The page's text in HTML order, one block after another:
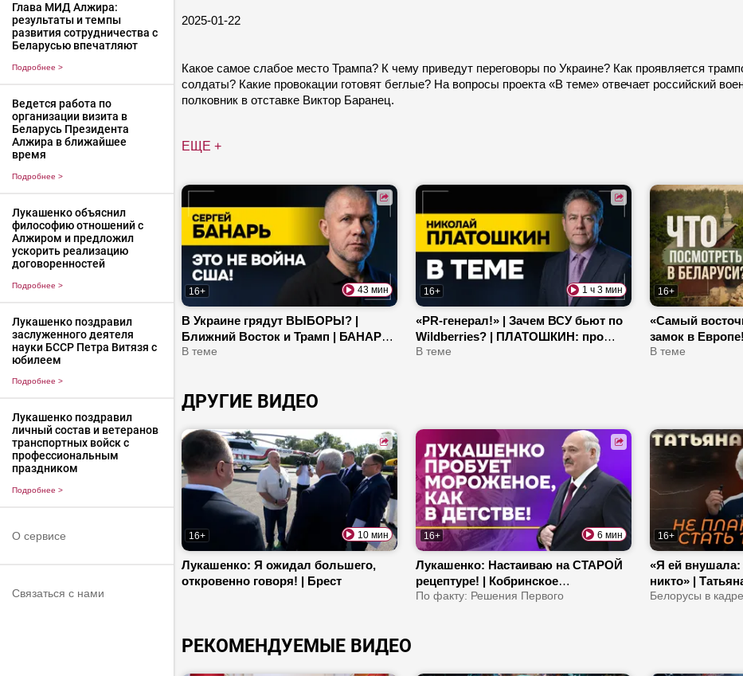
Глава МИД Алжира:
результаты и темпы
развития сотрудничества с
Беларусью впечатляют
Подробнее >
Ведется работа по
организации визита в
Беларусь Президента
Алжира в ближайшее
время
Подробнее >
Лукашенко объяснил
философию отношений с
Алжиром и предложил
ускорить реализацию
договоренностей
Подробнее >
Лукашенко поздравил
заслуженного деятеля
науки БССР Петра Витязя с
юбилеем
Подробнее >
Лукашенко поздравил
личный состав и ветеранов
транспортных войск с
профессиональным
праздником
Подробнее >
О сервисе
Связаться с нами
2025-01-22
Какое самое слабое место Трампа? К чему приведут переговоры по Украине? Как проявляется
солдаты? Какие провокации готовят беглые? На вопросы проекта «В теме» отвечает российский
полковник в отставке Виктор Баранец.
ЕЩЕ +
16+ 43 мин
В Украине грядут ВЫБОРЫ? |
Ближний Восток и Трамп | БАНАРЬ:
Вы на деньги меняете жизнь своих
В теме
16+ 1 ч 3 мин
«PR-генерал!» | Зачем ВСУ бьют по
Wildberries? | ПЛАТОШКИН: про
Драпатого, визит Зеленского к
В теме
16+
«Самый
замок в
Беларуси,
В теме
ДРУГИЕ ВИДЕО
16+ 10 мин
Лукашенко: Я ожидал большего,
откровенно говоря! | Брест
16+ 6 мин
Лукашенко: Настаиваю на СТАРОЙ
рецептуре! | Кобринское
МОРОЖЕНОЕ: вкус детства с 1962-
По факту: Решения Первого
16+
«Я ей внушала:
никто» |
и каких детей
Белорусы в кадре
РЕКОМЕНДУЕМЫЕ ВИДЕО